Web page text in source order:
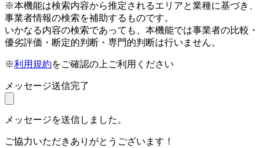
※本機能は検索内容から推定されるエリアと業種に基づき、
事業者情報の検索を補助するものです。
いかなる内容の検索であっても、本機能では事業者の比較・
優劣評価・断定的判断・専門的判断は行いません。
※利用規約をご確認の上ご利用ください
メッセージ送信完了
メッセージを送信しました。
ご協力いただきありがとうございます！